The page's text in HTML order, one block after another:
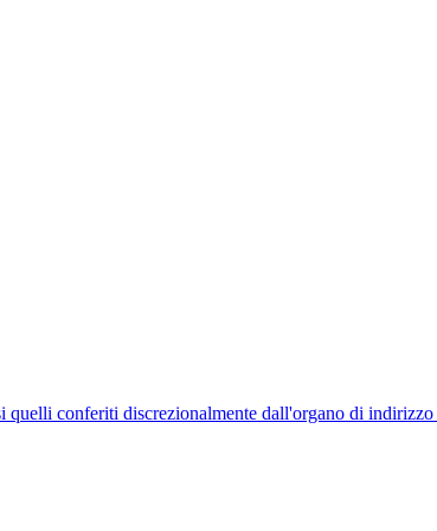
conferiti discrezionalmente dall'organo di